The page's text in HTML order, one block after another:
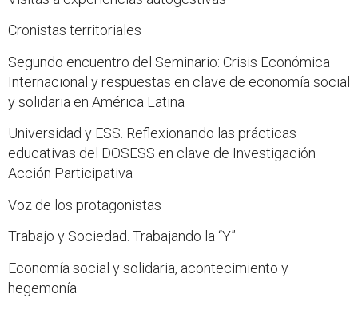
Cronistas territoriales
Segundo encuentro del Seminario: Crisis Económica
Internacional y respuestas en clave de economía social
y solidaria en América Latina
Universidad y ESS. Reflexionando las prácticas
educativas del DOSESS en clave de Investigación
Acción Participativa
Voz de los protagonistas
Trabajo y Sociedad. Trabajando la “Y”
Economía social y solidaria, acontecimiento y
hegemonía